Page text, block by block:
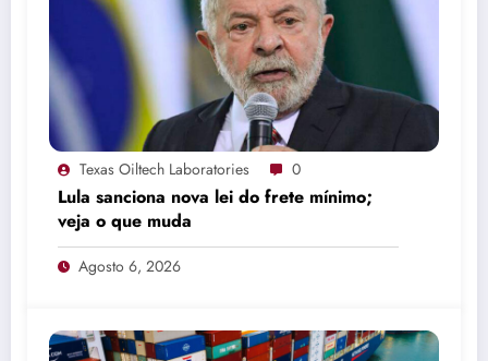
Texas Oiltech Laboratories 0
Lula sanciona nova lei do frete mínimo;
veja o que muda
Agosto 6, 2026